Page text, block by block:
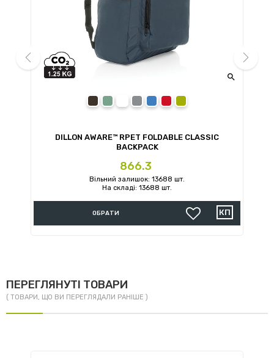

DILLON AWARE™ RPET FOLDABLE CLASSIC
BACKPACK
Ціна
866.3
Вільний залишок: 13688 шт.
На складі: 13688 шт.
ОБРАТИ
ПЕРЕГЛЯНУТІ ТОВАРИ
( ТОВАРИ, ЩО ВИ ПЕРЕГЛЯДАЛИ РАНІШЕ )